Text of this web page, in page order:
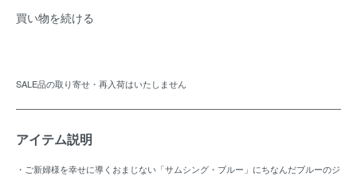
買い物を続ける
SALE品の取り寄せ・再入荷はいたしません
アイテム説明
・ご新婦様を幸せに導くおまじない「サムシング・ブルー」にちなんだブルーのジ